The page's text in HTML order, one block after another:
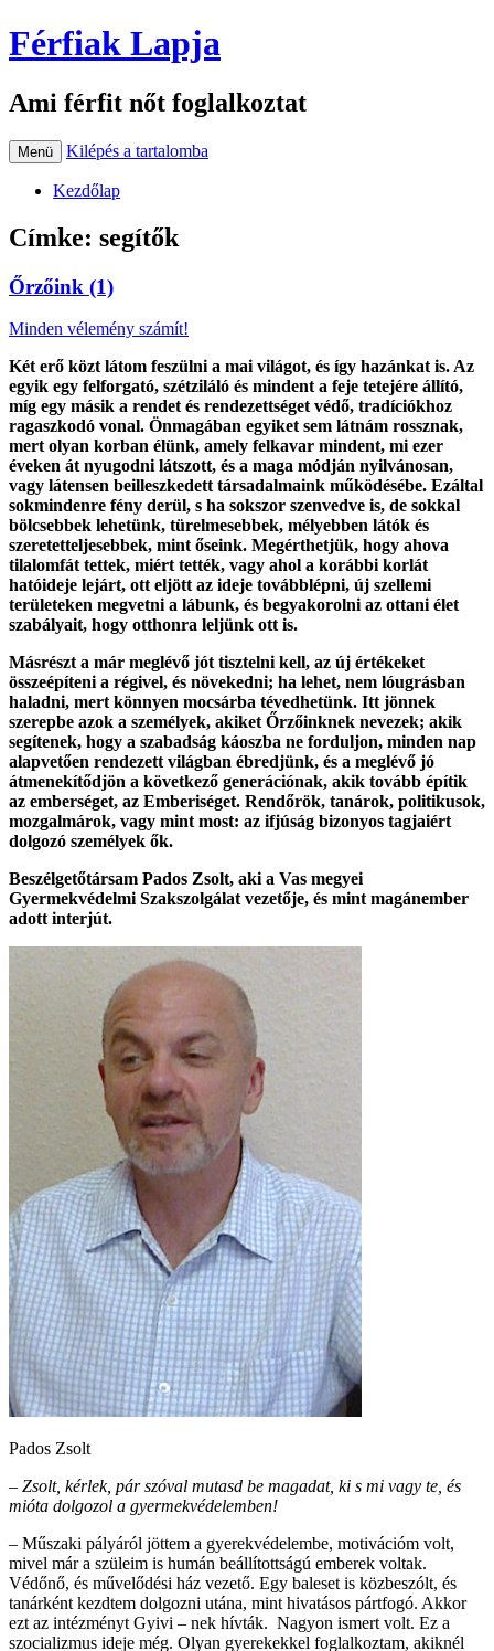
Férfiak Lapja
Ami férfit nőt foglalkoztat
Menü Kilépés a tartalomba
Kezdőlap
Címke: segítők
Őrzőink (1)
Minden vélemény számít!
Két erő közt látom feszülni a mai világot, és így hazánkat is. Az
egyik egy felforgató, szétziláló és mindent a feje tetejére állító,
míg egy másik a rendet és rendezettséget védő, tradíciókhoz
ragaszkodó vonal. Önmagában egyiket sem látnám rossznak,
mert olyan korban élünk, amely felkavar mindent, mi ezer
éveken át nyugodni látszott, és a maga módján nyilvánosan,
vagy látensen beilleszkedett társadalmaink működésébe. Ezáltal
sokmindenre fény derül, s ha sokszor szenvedve is, de sokkal
bölcsebbek lehetünk, türelmesebbek, mélyebben látók és
szeretetteljesebbek, mint őseink. Megérthetjük, hogy ahova
tilalomfát tettek, miért tették, vagy ahol a korábbi korlát
hatóideje lejárt, ott eljött az ideje továbblépni, új szellemi
területeken megvetni a lábunk, és begyakorolni az ottani élet
szabályait, hogy otthonra leljünk ott is.
Másrészt a már meglévő jót tisztelni kell, az új értékeket
összeépíteni a régivel, és növekedni; ha lehet, nem lóugrásban
haladni, mert könnyen mocsárba tévedhetünk. Itt jönnek
szerepbe azok a személyek, akiket Őrzőinknek nevezek; akik
segítenek, hogy a szabadság káoszba ne forduljon, minden nap
alapvetően rendezett világban ébredjünk, és a meglévő jó
átmenekítődjön a következő generációnak, akik tovább építik
az emberséget, az Emberiséget. Rendőrök, tanárok, politikusok,
mozgalmárok, vagy mint most: az ifjúság bizonyos tagjaiért
dolgozó személyek ők.
Beszélgetőtársam Pados Zsolt, aki a Vas megyei
Gyermekvédelmi Szakszolgálat vezetője, és mint magánember
adott interjút.
Pados Zsolt
– Zsolt, kérlek, pár szóval mutasd be magadat, ki s mi vagy te, és
mióta dolgozol a gyermekvédelemben!
– Műszaki pályáról jöttem a gyerekvédelembe, motivációm volt,
mivel már a szüleim is humán beállítottságú emberek voltak.
Védőnő, és művelődési ház vezető. Egy baleset is közbeszólt, és
tanárként kezdtem dolgozni utána, mint hivatásos pártfogó. Akkor
ezt az intézményt Gyivi – nek hívták. Nagyon ismert volt. Ez a
szocializmus ideje még. Olyan gyerekekkel foglalkoztam, akiknél